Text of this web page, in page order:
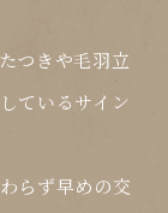
つきや毛羽立
ているサイン
らず早めの交